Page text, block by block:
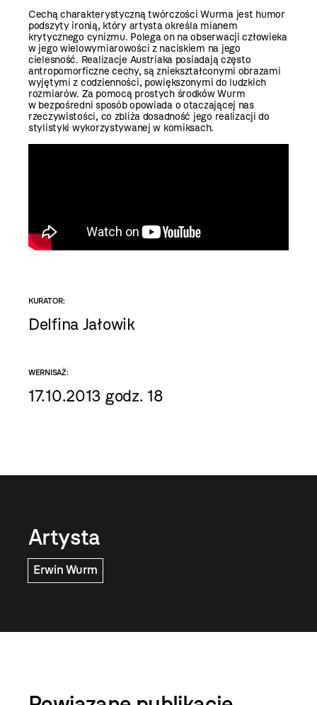
Cechą charakterystyczną twórczości Wurma jest humor
podszyty ironią, który artysta określa mianem
krytycznego cynizmu. Polega on na obserwacji człowieka
w jego wielowymiarowości z naciskiem na jego
cielesność. Realizacje Austriaka posiadają często
antropomorficzne cechy, są zniekształconymi obrazami
wyjętymi z codzienności, powiększonymi do ludzkich
rozmiarów. Za pomocą prostych środków Wurm
w bezpośredni sposób opowiada o otaczającej nas
rzeczywistości, co zbliża dosadność jego realizacji do
stylistyki wykorzystywanej w komiksach.
KURATOR:
Delfina Jałowik
WERNISAŻ:
17.10.2013 godz. 18
Artysta
Erwin Wurm